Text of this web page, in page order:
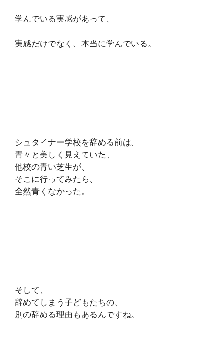
学んでいる実感があって、
実感だけでなく、本当に学んでいる。
シュタイナー学校を辞める前は、
青々と美しく見えていた、
他校の青い芝生が、
そこに行ってみたら、
全然青くなかった。
そして、
辞めてしまう子どもたちの、
別の辞める理由もあるんですね。